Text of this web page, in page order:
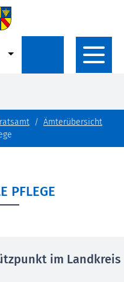
Ämterübersicht
PFLEGE
im Landkreis